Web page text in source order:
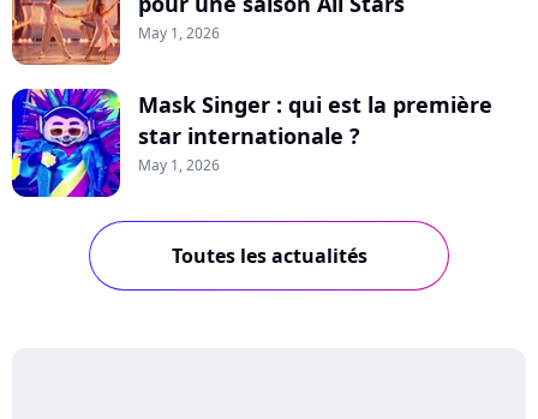
May 1, 2026
Mask Singer : qui est la première
star internationale ?
May 1, 2026
Toutes les actualités